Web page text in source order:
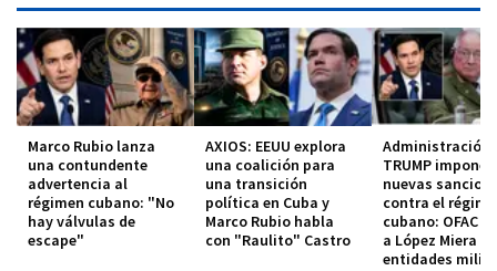
Marco Rubio lanza
una contundente
advertencia al
régimen cubano: "No
hay válvulas de
escape"
AXIOS: EEUU explora
una coalición para
una transición
política en Cuba y
Marco Rubio habla
con "Raulito" Castro
Administración
TRUMP impone
nuevas
contra el
cubano: OFAC
a López Miera y
entidades